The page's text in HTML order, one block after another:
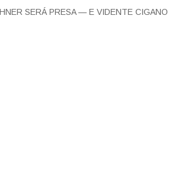
SERÁ PRESA — E VIDENTE CIGANO